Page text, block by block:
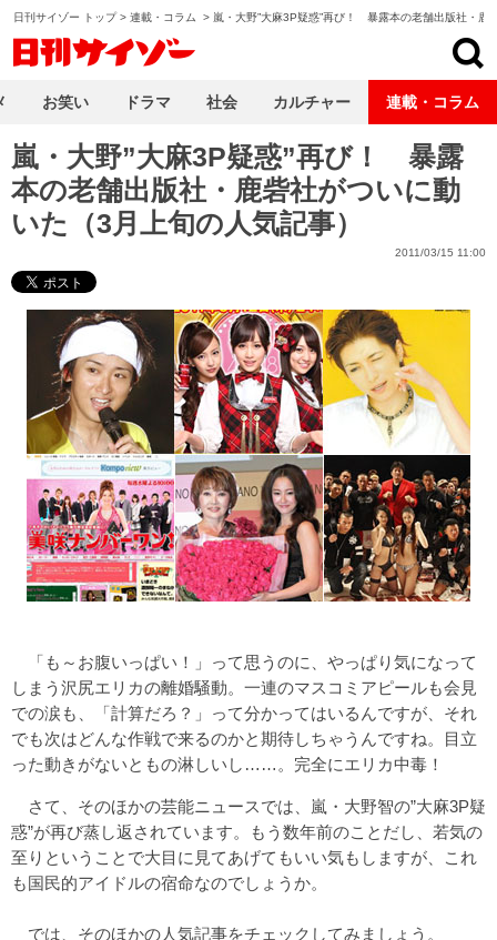
日刊サイゾー トップ> 連載・コラム > 嵐・大野”大麻3P疑惑”再び！ 暴露本の老舗出版社・鹿
嵐・大野”大麻3P疑惑”再び！ 暴露
本の老舗出版社・鹿砦社がついに動
いた（3月上旬の人気記事）
2011/03/15 11:00
「も～お腹いっぱい！」って思うのに、やっぱり気になって
しまう沢尻エリカの離婚騒動。一連のマスコミアピールも会見
での涙も、「計算だろ？」って分かってはいるんですが、それ
でも次はどんな作戦で来るのかと期待しちゃうんですね。目立
った動きがないともの淋しいし……。完全にエリカ中毒！
さて、そのほかの芸能ニュースでは、嵐・大野智の”大麻3P疑
惑”が再び蒸し返されています。もう数年前のことだし、若気の
至りということで大目に見てあげてもいい気もしますが、これ
も国民的アイドルの宿命なのでしょうか。
では、そのほかの人気記事をチェックしてみましょう。
お笑い ドラマ 社会 カルチャー 連載・コラム